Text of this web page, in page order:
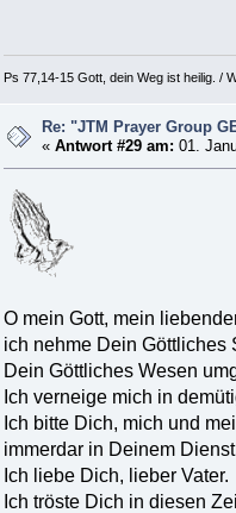
Ps 77,14-15 Gott, dein Weg ist heilig. /
Re: "JTM Prayer Group
«Antwort #29 am: 01.
O mein Gott, mein
ich nehme Dein Göttliches
Dein Göttliches Wesen
Ich verneige mich in
Ich bitte Dich, mich und
immerdar in Deinem
Ich liebe Dich, lieber Vater.
Ich tröste Dich in diesen